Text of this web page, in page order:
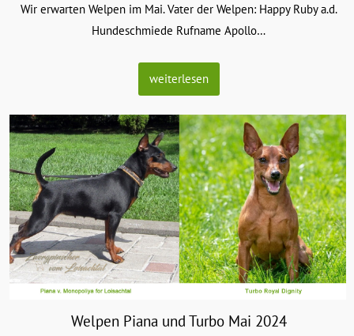
Wir erwarten Welpen im Mai. Vater der Welpen: Happy Ruby a.d.
Hundeschmiede Rufname Apollo…
weiterlesen
Welpen Piana und Turbo Mai 2024